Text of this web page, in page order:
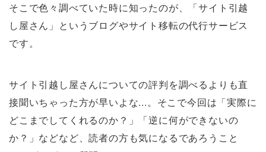
そこで色々調べていた時に知ったのが、「サイト引越
し屋さん」というブログやサイト移転の代行サービス
です。
サイト引越し屋さんについての評判を調べるよりも直
接聞いちゃった方が早いよな...。そこで今回は「実際に
どこまでしてくれるのか？」「逆に何ができないの
か？」などなど、読者の方も気になるであろうこと